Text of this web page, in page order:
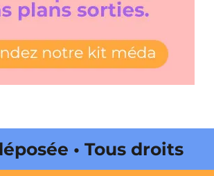
• Tous droits